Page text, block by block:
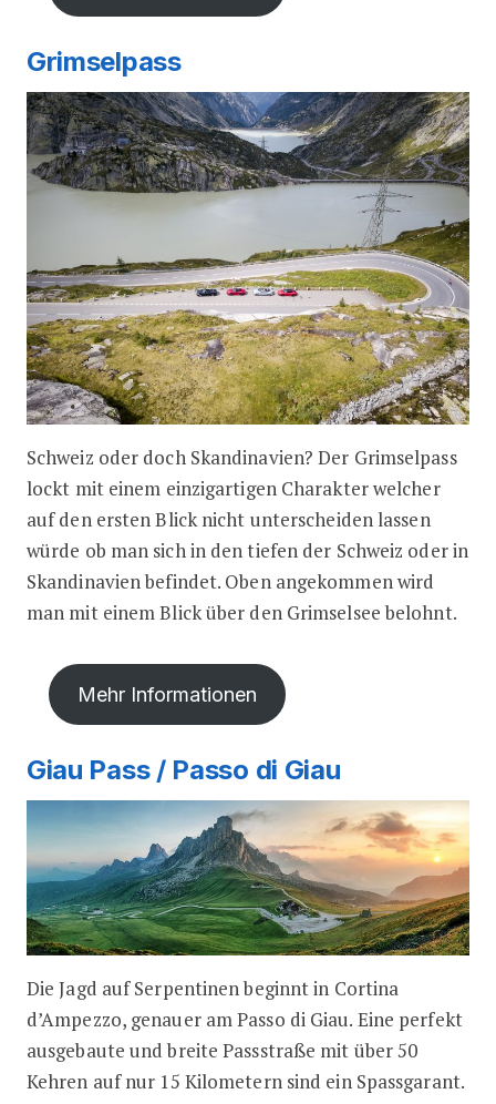
Grimselpass
Schweiz oder doch Skandinavien? Der Grimselpass
lockt mit einem einzigartigen Charakter welcher
auf den ersten Blick nicht unterscheiden lassen
würde ob man sich in den tiefen der Schweiz oder in
Skandinavien befindet. Oben angekommen wird
man mit einem Blick über den Grimselsee belohnt.
Mehr Informationen
Giau Pass / Passo di Giau
Die Jagd auf Serpentinen beginnt in Cortina
d’Ampezzo, genauer am Passo di Giau. Eine perfekt
ausgebaute und breite Passstraße mit über 50
Kehren auf nur 15 Kilometern sind ein Spassgarant.